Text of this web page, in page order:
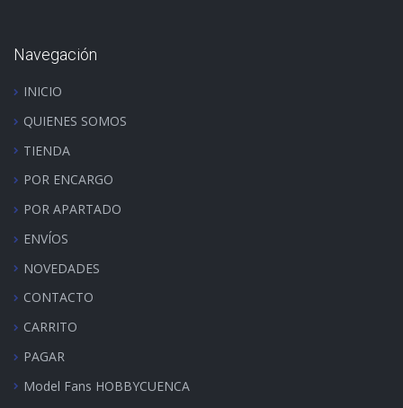
Navegación
INICIO
QUIENES SOMOS
TIENDA
POR ENCARGO
POR APARTADO
ENVÍOS
NOVEDADES
CONTACTO
CARRITO
PAGAR
Model Fans HOBBYCUENCA